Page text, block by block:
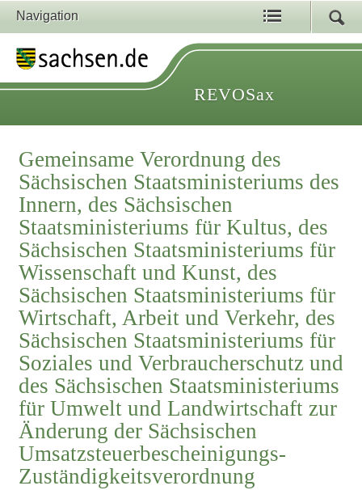
Navigation
REVOSax
Gemeinsame Verordnung des
Sächsischen Staatsministeriums des
Innern, des Sächsischen
Staatsministeriums für Kultus, des
Sächsischen Staatsministeriums für
Wissenschaft und Kunst, des
Sächsischen Staatsministeriums für
Wirtschaft, Arbeit und Verkehr, des
Sächsischen Staatsministeriums für
Soziales und Verbraucherschutz und
des Sächsischen Staatsministeriums
für Umwelt und Landwirtschaft zur
Änderung der Sächsischen
Umsatzsteuerbescheinigungs-
Zuständigkeitsverordnung